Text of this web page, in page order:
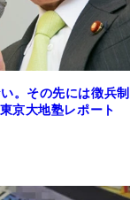
。その先には徴兵制
京大地塾レポート